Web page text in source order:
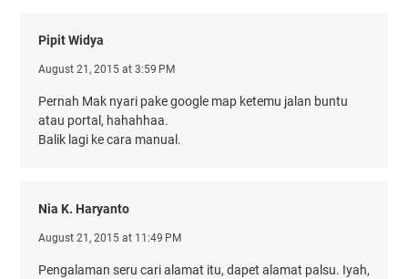
Pipit Widya
August 21, 2015 at 3:59 PM
Pernah Mak nyari pake google map ketemu jalan buntu
atau portal, hahahhaa.
Balik lagi ke cara manual.
Nia K. Haryanto
August 21, 2015 at 11:49 PM
Pengalaman seru cari alamat itu, dapet alamat palsu. Iyah,